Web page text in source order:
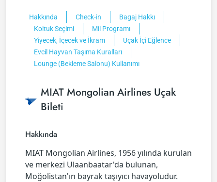
Hakkında Check-in
Bagaj Hakkı
Koltuk Seçimi
Mil Programı
Yiyecek, İçecek ve İkram
Uçak İçi Eğlence
Evcil Hayvan Taşıma Kuralları
Lounge (Bekleme Salonu) Kullanımı
MIAT Mongolian Airlines Uçak
Bileti
Hakkında
MIAT Mongolian Airlines, 1956 yılında kurulan
ve merkezi Ulaanbaatar'da bulunan,
Moğolistan'ın bayrak taşıyıcı havayoludur.